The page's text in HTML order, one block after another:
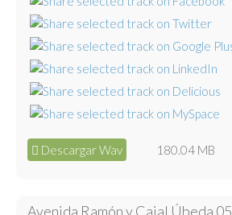
Descargar Wav 180.04 MB
Avenida Ramón y Cajal Úbeda 05